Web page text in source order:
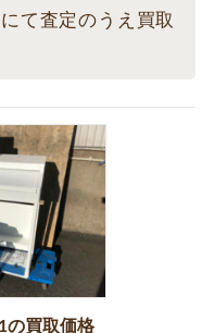
て査定のうえ買取
買取価格